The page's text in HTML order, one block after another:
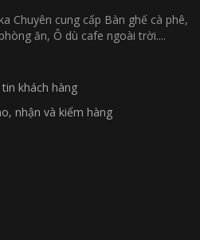
Chuyên cung cấp Bàn ghế cà phê,
ăn, Ô dù cafe ngoài trời....
khách hàng
nhận và kiểm hàng